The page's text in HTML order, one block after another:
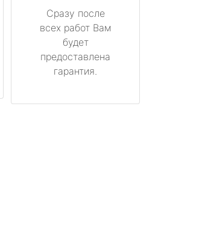
Сразу после
всех работ Вам
будет
предоставлена
гарантия.